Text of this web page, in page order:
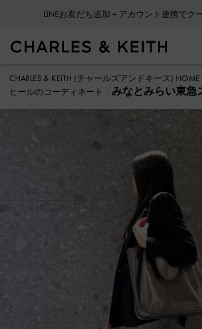
LINEお友だち追加＋アカウント連携でク
CHARLES & KEITH (チャールズアンドキース) HOME
ヒールのコーディネート
みなとみらい東急